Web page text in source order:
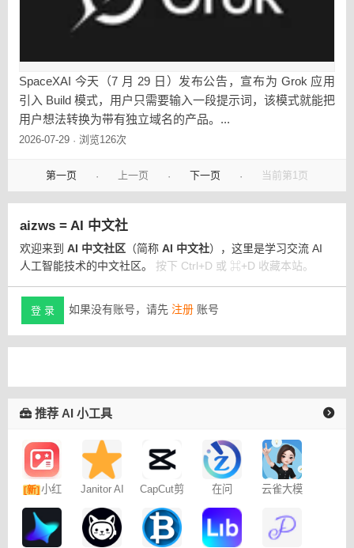
SpaceXAI 今天（7 月 29 日）发布公告，宣布为 Grok 应用
引入 Build 模式，用户只需要输入一段提示词，该模式就能把
用户想法转换为带有独立域名的产品。...
2026-07-29 · 浏览126次
第一页 · 上一页 · 下一页 · 当前第1页
aizws = AI 中文社
欢迎来到 AI 中文社区 （简称 AI 中文社），这里是学习交流 AI
人工智能技术的中文社区。 按下 Ctrl+D 或 ⌘+D 收藏本站。
登 录 如果没有账号，请先 注册 账号
推荐 AI 小工具
[新]小红
记
Janitor AI
聊天
CapCut剪
在问
云雀大模